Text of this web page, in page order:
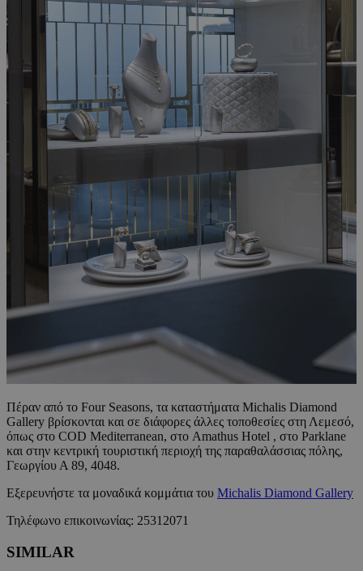
Πέραν από το Four Seasons, τα καταστήματα Michalis Diamond
Gallery βρίσκονται και σε διάφορες άλλες τοποθεσίες στη Λεμεσό,
όπως στο COD Mediterranean, στο Amathus Hotel , στο Parklane
και στην κεντρική τουριστική περιοχή της παραθαλάσσιας πόλης,
Γεωργίου Α 89, 4048.
Εξερευνήστε τα μοναδικά κομμάτια του Michalis Diamond Gallery
Τηλέφωνο επικοινωνίας: 25312071
SIMILAR